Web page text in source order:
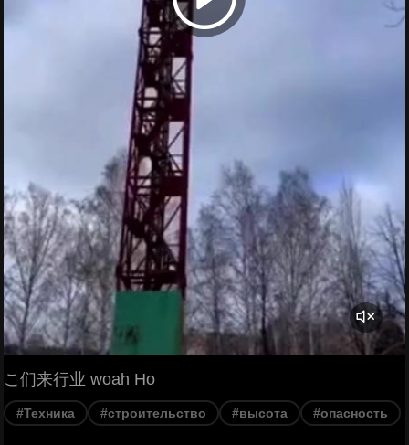
こ们来行业 woah Ho
#Техника #строительство #высота #опасность